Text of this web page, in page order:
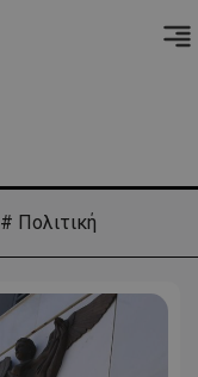
# Πολιτική